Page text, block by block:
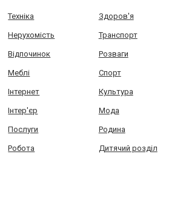
Техніка Здоров'я
Нерухомість Транспорт
Відпочинок Розваги
Меблі Спорт
Інтернет Культура
Інтер'єр Мода
Послуги Родина
Робота Дитячий розділ